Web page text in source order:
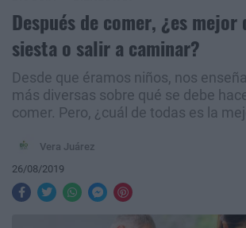
Después de comer, ¿es
siesta o salir a caminar?
Desde que éramos niños, nos
más diversas sobre qué se debe
comer. Pero, ¿cuál de todas es la
Vera Juárez
26/08/2019